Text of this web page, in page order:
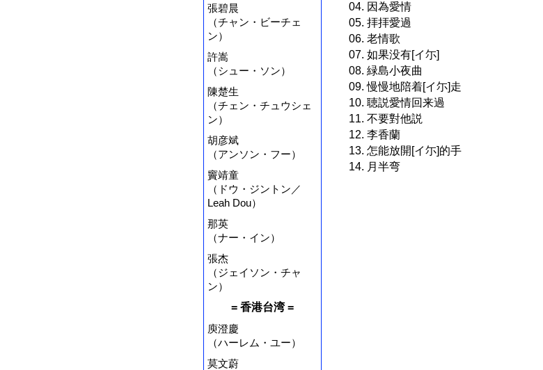
張碧晨
（チャン・ビーチェ
ン）
許嵩
（シュー・ソン）
陳楚生
（チェン・チュウシェ
ン）
胡彦斌
（アンソン・フー）
竇靖童
（ドウ・ジントン／
Leah Dou）
那英
（ナー・イン）
張杰
（ジェイソン・チャ
ン）
= 香港台湾 =
庾澄慶
（ハーレム・ユー）
莫文蔚
04. 因為愛情
05. 拝拝愛過
06. 老情歌
07. 如果没有[イ尓]
08. 緑島小夜曲
09. 慢慢地陪着[イ尓]走
10. 聴説愛情回来過
11. 不要對他説
12. 李香蘭
13. 怎能放開[イ尓]的手
14. 月半弯